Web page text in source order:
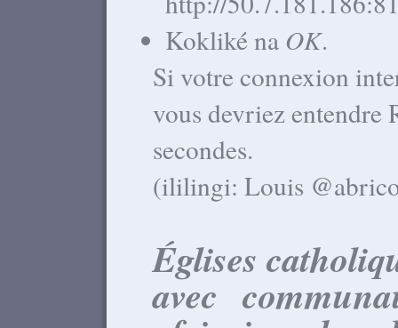
Kokliké na OK.
Si votre connexion
vous devriez entendre
secondes.
(ililingi: Louis
Églises
avec